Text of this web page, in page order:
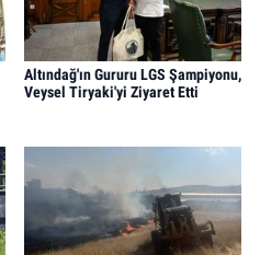
Altındağ'ın Gururu LGS Şampiyonu,
Veysel Tiryaki'yi Ziyaret Etti